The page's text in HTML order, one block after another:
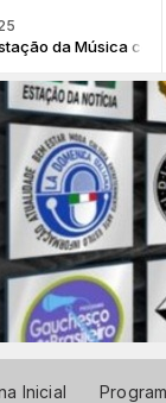
da Música com
- Chinatown
Inicial